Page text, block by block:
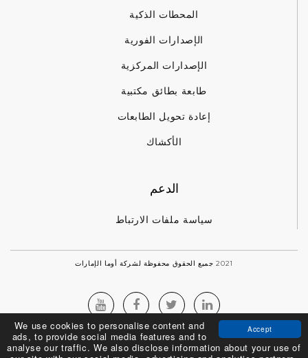
Accept
We use cookies to personalise content and
ads, to provide social media features and to
analyse our traffic. We also disclose information about your use of
المحطات الذكية
الإصدارات الفورية
الإصدارات المركزية
طابعة بطائق مكتبية
إعادة تحويل الطابعات
الأكشاك
الدعم
سياسة ملفات الارتباط
2021 جميع الحقوق محفوظة لشركة أوما الإمارات